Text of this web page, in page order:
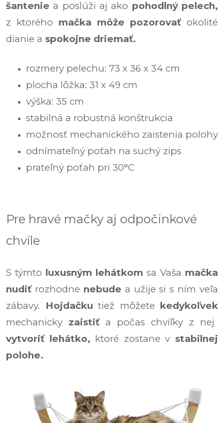
šantenie a poslúži aj ako pohodlný pelech,
z ktorého mačka môže pozorovať okolité
dianie a spokojne driemať.
rozmery pelechu: 73 x 36 x 34 cm
plocha lôžka: 31 x 49 cm
výška: 35 cm
stabilná a robustná konštrukcia
možnosť mechanického zaistenia polohy
odnímateľný poťah na suchý zips
prateľný poťah pri 30°C
Pre hravé mačky aj odpočinkové
chvíle
S týmto luxusným lehátkom sa Vaša mačka
nudiť rozhodne nebude a užije si s ním veľa
zábavy.
Hojdačku tiež môžete kedykoľvek
mechanicky zaistiť a počas chvíľky z nej
vytvoriť lehátko, ktoré zostane v stabilnej
polohe.